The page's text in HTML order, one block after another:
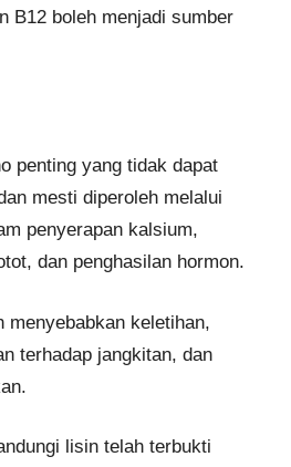
B12 boleh menjadi sumber
penting yang tidak dapat
mesti diperoleh melalui
penyerapan kalsium,
dan penghasilan hormon.
menyebabkan keletihan,
terhadap jangkitan, dan
lisin telah terbukti